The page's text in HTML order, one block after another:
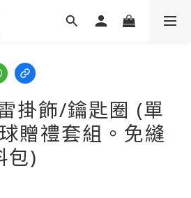
掛飾/鑰匙圈 (單
贈禮套組。免縫
包)